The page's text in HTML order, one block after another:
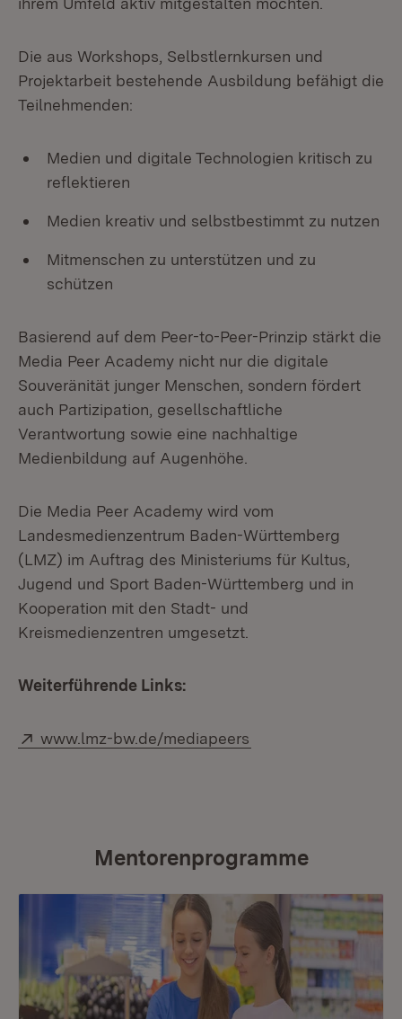
Die aus Workshops, Selbstlernkursen und
Projektarbeit bestehende Ausbildung befähigt die
Teilnehmenden:
Medien und digitale Technologien kritisch zu
reflektieren
Medien kreativ und selbstbestimmt zu nutzen
Mitmenschen zu unterstützen und zu
schützen
Basierend auf dem Peer-to-Peer-Prinzip stärkt die
Media Peer Academy nicht nur die digitale
Souveränität junger Menschen, sondern fördert
auch Partizipation, gesellschaftliche
Verantwortung sowie eine nachhaltige
Medienbildung auf Augenhöhe.
Die Media Peer Academy wird vom
Landesmedienzentrum Baden-Württemberg
(LMZ) im Auftrag des Ministeriums für Kultus,
Jugend und Sport Baden-Württemberg und in
Kooperation mit den Stadt- und
Kreismedienzentren umgesetzt.
Weiterführende Links:
Extern:
www.lmz-bw.de/mediapeers
Mentorenprogramme